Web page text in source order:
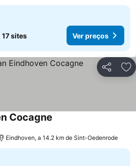
17 sites Ver preços
Partilhar
Cocagne
Eindhoven, a 14.2 km de Sint-Oedenrode